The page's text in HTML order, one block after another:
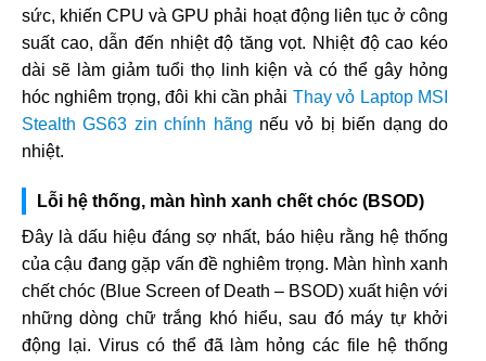
sức, khiến CPU và GPU phải hoạt động liên tục ở công
suất cao, dẫn đến nhiệt độ tăng vọt. Nhiệt độ cao kéo
dài sẽ làm giảm tuổi thọ linh kiện và có thể gây hỏng
hóc nghiêm trọng, đôi khi cần phải Thay vỏ Laptop MSI
Stealth GS63 zin chính hãng nếu vỏ bị biến dạng do
nhiệt.
Lỗi hệ thống, màn hình xanh chết chóc (BSOD)
Đây là dấu hiệu đáng sợ nhất, báo hiệu rằng hệ thống
của cậu đang gặp vấn đề nghiêm trọng. Màn hình xanh
chết chóc (Blue Screen of Death – BSOD) xuất hiện với
những dòng chữ trắng khó hiểu, sau đó máy tự khởi
động lại. Virus có thể đã làm hỏng các file hệ thống